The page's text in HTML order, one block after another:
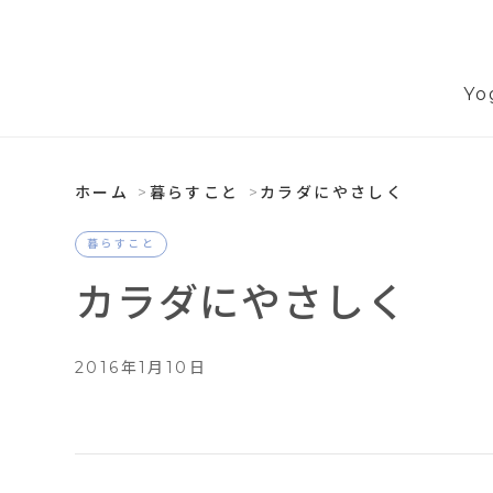
ホーム 暮らすこと カラダにやさしく
暮らすこと
カラダにやさしく
2016年1月10日